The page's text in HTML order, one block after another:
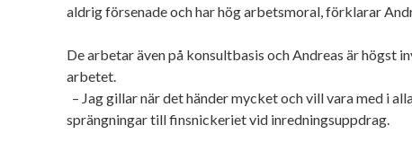
aldrig försenade och har hög arbetsmoral, förklarar
De arbetar även på konsultbasis och Andreas är högst
arbetet.
– Jag gillar när det händer mycket och vill vara med i
sprängningar till finsnickeriet vid inredningsuppdrag.